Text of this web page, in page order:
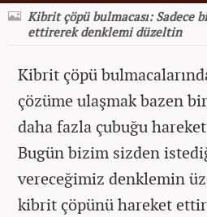
Kibrit çöpü bulmacası: Sadece
ettirerek denklemi düzeltin
Kibrit çöpü
çözüme ulaşmak bazen
daha fazla çubuğu
Bugün bizim sizden
vereceğimiz denklemin
kibrit çöpünü hareket